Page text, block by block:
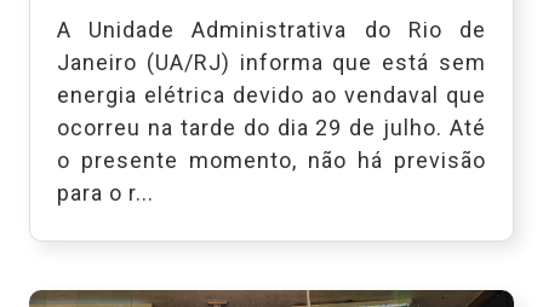
A Unidade Administrativa do Rio de
Janeiro (UA/RJ) informa que está sem
energia elétrica devido ao vendaval que
ocorreu na tarde do dia 29 de julho. Até
o presente momento, não há previsão
para o r...